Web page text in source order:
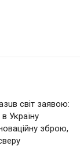
світ заявою:
Укрaїну
зброю,